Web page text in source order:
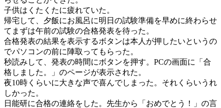
子供はくたくたに疲れていた。
帰宅して、夕飯にお風呂に明日の試験準備を早めに終わらせ
てまずは午前の試験の合格発表を待った。
合格発表の結果を表示するボタンは本人が押したいというの
でパソコンの前に陣取ってもらった。
秒読みして、発表の時間にボタンを押す。PCの画面に「合
格しました。」のページが表示された。
夜10時くらいに大きな声で喜んでしまった。それくらいうれ
しかった。
日能研に合格の連絡をした。先生から「おめでとう！」の言